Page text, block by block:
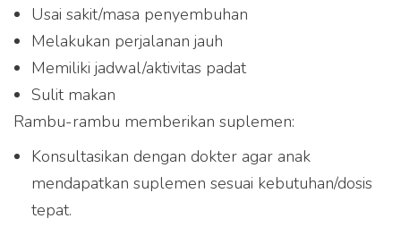
Usai sakit/masa penyembuhan
Melakukan perjalanan jauh
Memiliki jadwal/aktivitas padat
Sulit makan
Rambu-rambu memberikan suplemen:
Konsultasikan dengan dokter agar anak
mendapatkan suplemen sesuai kebutuhan/dosis
tepat.